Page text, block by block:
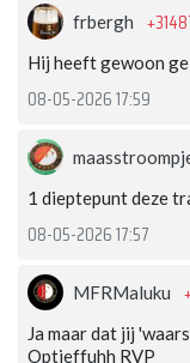
frbergh
Hij heeft gewoon
08-05-2026 17:59
1 dieptepunt deze
08-05-2026 17:57
MFRMaluku
Ja maar dat jij
Optieffuhh RVP